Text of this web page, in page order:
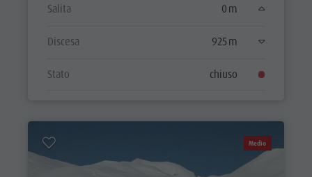
Salita 0 m
Discesa 925 m
Stato chiuso
Medio